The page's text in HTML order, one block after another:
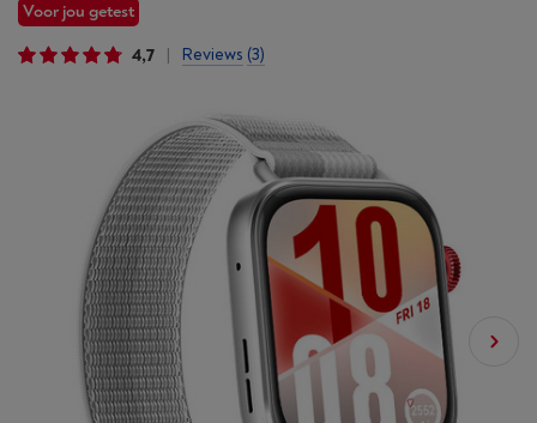
Voor jou getest
4,7 Reviews (3)